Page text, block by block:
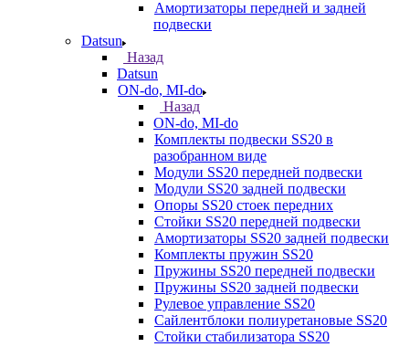
Амортизаторы передней и задней
подвески
Datsun
Назад
Datsun
ON-do, MI-do
Назад
ON-do, MI-do
Комплекты подвески SS20 в
разобранном виде
Модули SS20 передней подвески
Модули SS20 задней подвески
Опоры SS20 стоек передних
Стойки SS20 передней подвески
Амортизаторы SS20 задней подвески
Комплекты пружин SS20
Пружины SS20 передней подвески
Пружины SS20 задней подвески
Рулевое управление SS20
Сайлентблоки полиуретановые SS20
Стойки стабилизатора SS20